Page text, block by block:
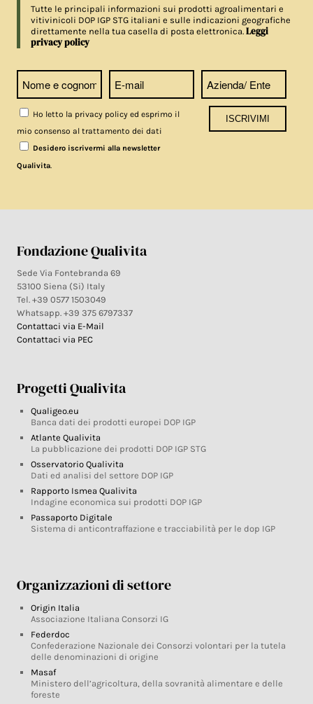
Tutte le principali informazioni sui prodotti agroalimentari e
vitivinicoli DOP IGP STG italiani e sulle indicazioni geografiche
direttamente nella tua casella di posta elettronica.Leggi
privacy policy
Ho letto la privacy policy ed esprimo il
mio consenso al trattamento dei dati
Desidero iscrivermi alla newsletter
Qualivita.
Fondazione Qualivita
Sede Via Fontebranda 69
53100 Siena (Si) Italy
Tel. +39 0577 1503049
Whatsapp. +39 375 6797337
Contattaci via E-Mail
Contattaci via PEC
Progetti Qualivita
Qualigeo.eu
Banca dati dei prodotti europei DOP IGP
Atlante Qualivita
La pubblicazione dei prodotti DOP IGP STG
Osservatorio Qualivita
Dati ed analisi del settore DOP IGP
Rapporto Ismea Qualivita
Indagine economica sui prodotti DOP IGP
Passaporto Digitale
Sistema di anticontraffazione e tracciabilità per le dop IGP
Organizzazioni di settore
Origin Italia
Associazione Italiana Consorzi IG
Federdoc
Confederazione Nazionale dei Consorzi volontari per la tutela
delle denominazioni di origine
Masaf
Ministero dell’agricoltura, della sovranità alimentare e delle
foreste